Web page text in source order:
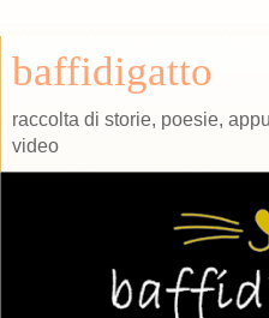
baffidigatto
raccolta di storie, poesie,
video